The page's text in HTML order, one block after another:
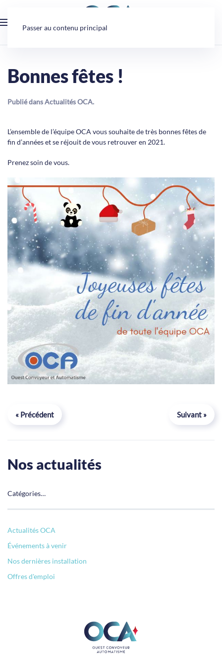
Passer au contenu principal
Bonnes fêtes !
Publié dansActualités OCA.
L’ensemble de l’équipe OCA vous souhaite de très bonnes fêtes de
fin d’années et se réjouit de vous retrouver en 2021.
Prenez soin de vous.
« Précédent Suivant »
Nos actualités
Catégories…
Actualités OCA
Événements à venir
Nos dernières installation
Offres d'emploi
Panneau de gestion des cookies